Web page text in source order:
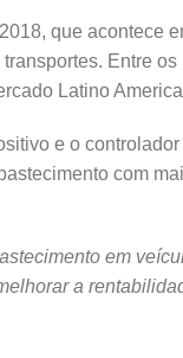
que acontece
Entre
Latino
e o
com
em
a